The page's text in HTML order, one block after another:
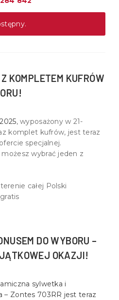
KOMPLETEM KUFRÓW
, wyposażony w 21-
komplet kufrów, jest teraz
specjalnej.
wybrać jeden z
całej Polski
DO WYBORU –
OKAZJI!
sylwetka i
– Zontes 703RR jest teraz